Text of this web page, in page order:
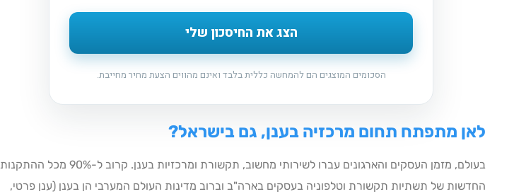
הצג את החיסכון שלי
הסכומים המוצגים הם להמחשה כללית בלבד ואינם מהווים הצעת מחיר מחייבת.
לאן מתפתח תחום מרכזיה בענן, גם בישראל?
בעולם, מזמן העסקים והארגונים עברו לשירותי מחשוב, תקשורת ומרכזיות בענן. קרוב ל-90% מכל ההתקנות
החדשות של תשתיות תקשורת וטלפוניה בעסקים בארה"ב וברוב מדינות העולם המערבי הן בענן (ענן פרטי,